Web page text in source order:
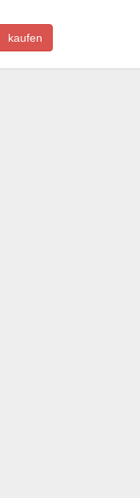
kaufen